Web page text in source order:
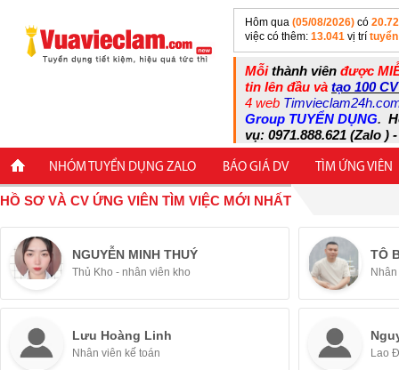
Hôm qua (05/08/2026) có
việc có thêm: 13.041 vị trí
Mỗithành viên được
tin lên đầu và tạo 100
4 web
Group TUYỂN DỤNG.
vụ: 0971.888.621 (Zalo )
NHÓM TUYỂN DỤNG ZALO BÁO GIÁ DV TÌM ỨNG VIÊN
HỒ SƠ VÀ CV ỨNG VIÊN TÌM VIỆC MỚI NHẤT
NGUYỄN MINH THUÝ
Thủ Kho - nhân viên kho
TÔ
Lưu Hoàng Linh
Nhân viên kế toán Lao